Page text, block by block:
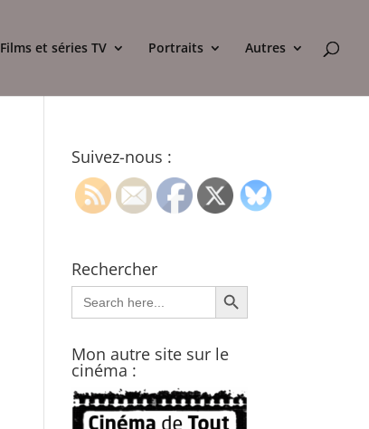
Films et séries TV Portraits Autres
Suivez-nous :
Rechercher
Search
for:
Search Button
Mon autre site sur le
cinéma :